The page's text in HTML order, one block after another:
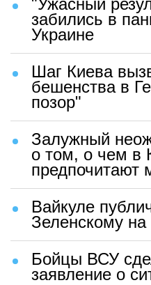
"Ужасный
забились в
Украине
Шаг Киева
бешенства в
позор"
Залужный
о том, о чем в
предпочитают
Вайкуле
Зеленскому
Бойцы ВСУ
заявление о